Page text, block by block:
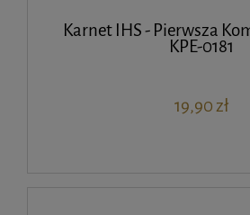
Karnet IHS - Pierwsza
KPE-0181
19,90 zł